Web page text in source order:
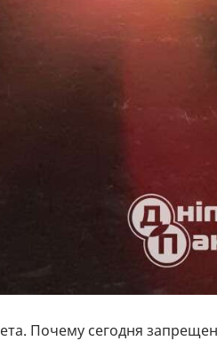
Почему сегодня